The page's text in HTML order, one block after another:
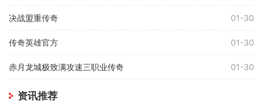
决战盟重传奇 01-30
传奇英雄官方 01-30
赤月龙城极致满攻速三职业传奇 01-30
资讯推荐